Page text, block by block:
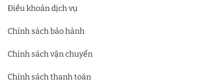
Điều khoản dịch vụ
Chính sách bảo hành
Chính sách vận chuyển
Chính sách thanh toán